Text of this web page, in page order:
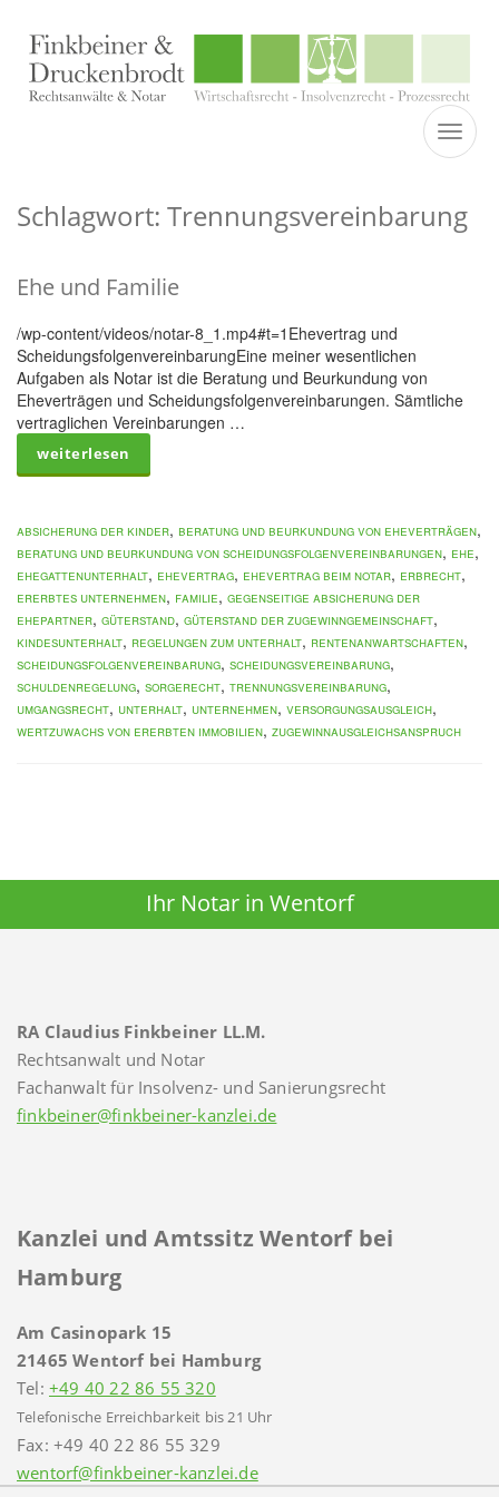
Schlagwort: Trennungsvereinbarung
Ehe und Familie
/wp-content/videos/notar-8_1.mp4#t=1Ehevertrag und
ScheidungsfolgenvereinbarungEine meiner wesentlichen
Aufgaben als Notar ist die Beratung und Beurkundung von
Eheverträgen und Scheidungsfolgenvereinbarungen. Sämtliche
vertraglichen Vereinbarungen …
weiterlesen
Absicherung der Kinder, Beratung und Beurkundung von Eheverträgen,
Beratung und Beurkundung von Scheidungsfolgenvereinbarungen, Ehe,
Ehegattenunterhalt, Ehevertrag, Ehevertrag beim Notar, Erbrecht,
ererbtes Unternehmen, Familie, gegenseitige Absicherung der
Ehepartner, Güterstand, Güterstand der Zugewinngemeinschaft,
Kindesunterhalt, Regelungen zum Unterhalt, Rentenanwartschaften,
Scheidungsfolgenvereinbarung, Scheidungsvereinbarung,
Schuldenregelung, Sorgerecht, Trennungsvereinbarung,
Umgangsrecht, Unterhalt, Unternehmen, Versorgungsausgleich,
Wertzuwachs von ererbten Immobilien, Zugewinnausgleichsanspruch
Ihr Notar in Wentorf
RA Claudius Finkbeiner LL.M.
Rechtsanwalt und Notar
Fachanwalt für Insolvenz- und Sanierungsrecht
finkbeiner@finkbeiner-kanzlei.de
Kanzlei und Amtssitz Wentorf bei
Hamburg
Am Casinopark 15
21465 Wentorf bei Hamburg
Tel: +49 40 22 86 55 320
Telefonische Erreichbarkeit bis 21 Uhr
Fax: +49 40 22 86 55 329
wentorf@finkbeiner-kanzlei.de